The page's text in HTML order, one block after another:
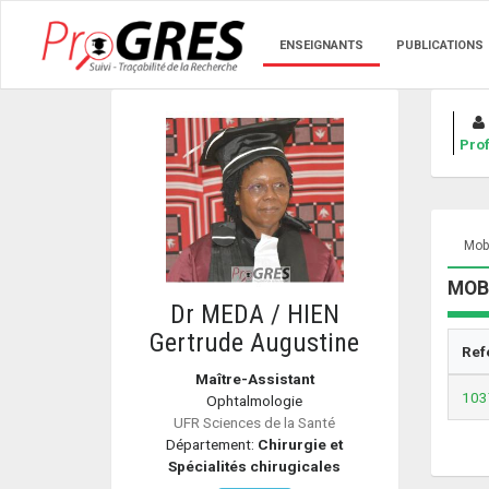
ENSEIGNANTS PUBLICATIONS
Dr MEDA / HIEN
Gertrude Augustine
Maître-Assistant
Ophtalmologie
UFR Sciences de la Santé
Département: Chirurgie et
Spécialités chirugicales